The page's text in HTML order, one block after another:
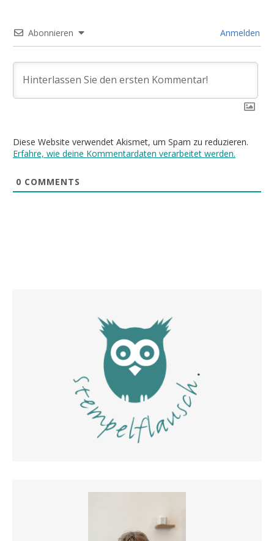
Abonnieren Anmelden
Diese Website verwendet Akismet, um Spam zu reduzieren.
Erfahre, wie deine Kommentardaten verarbeitet werden.
0 COMMENTS